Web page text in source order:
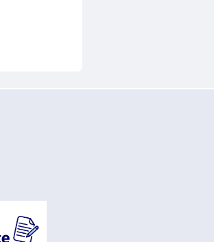
ウィンドウで開く